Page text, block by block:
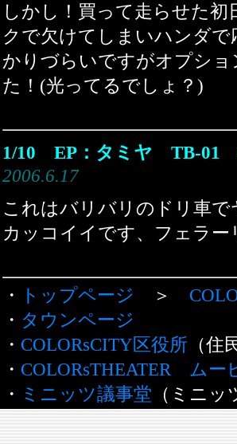
しかし！買って走らせた
クで欠けてしまいハンダ
かりづらいですがオプシ
た！(光ってるでしょ？)
1/10 EP：タミヤ TB-01
2006.6.17
これはバリバリのドリ車で
カッコイイです、フェラ
・ トップページ ＞
・ タウンページ
・ COLORsCITY区役所 （住
・ COLORsTHEATER ムー
・ ミニッツ議事堂 （ミニッ